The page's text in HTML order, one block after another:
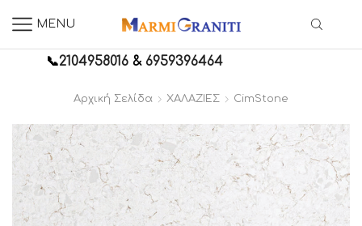
MENU
📞2104958016 &6959396464
Αρχική Σελίδα ΧΑΛΑΖΙΕΣ CimStone